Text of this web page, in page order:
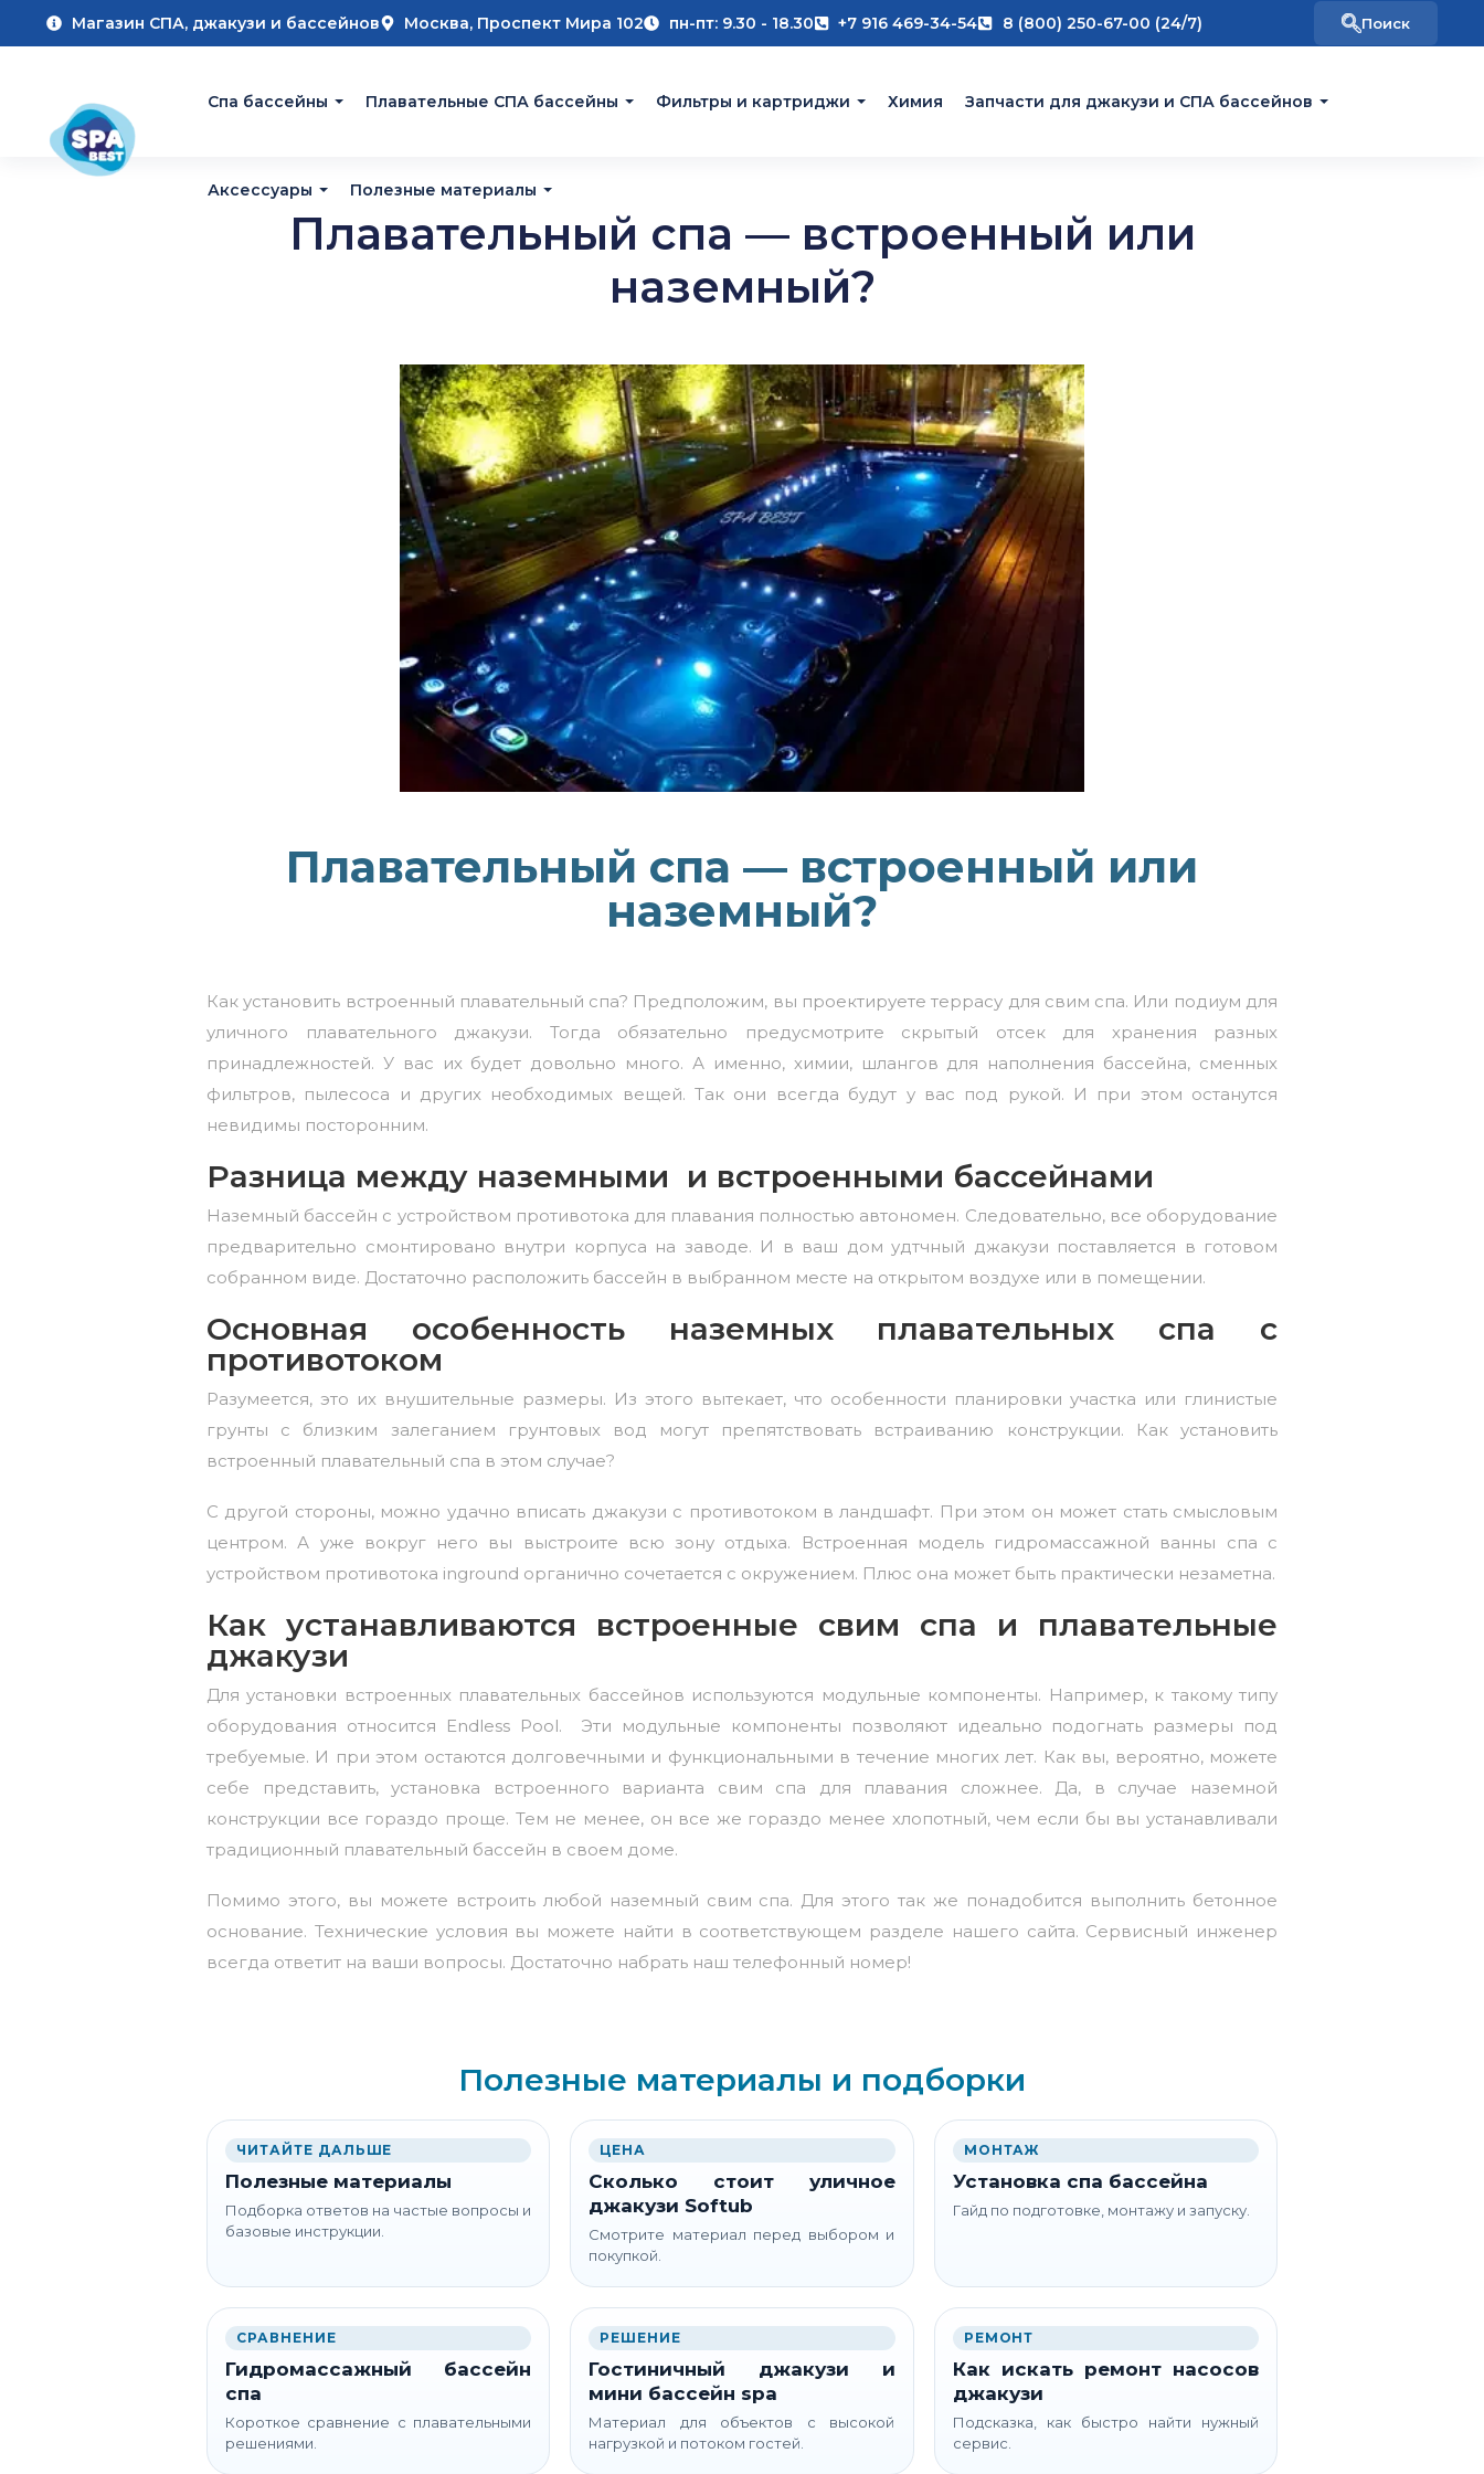
Магазин СПА, джакузи и бассейнов Москва, Проспект Мира 102 пн-пт: 9.30 - 18.30 +7 916 469-34-54 8 (800) 250-67-00 (24/7)
Cпа бассейны Плавательные СПА бассейны Фильтры и картриджи Химия Запчасти для джакузи и СПА бассейнов
Аксессуары Полезные материалы
Плавательный спа — встроенный или
наземный?
Плавательный спа — встроенный или
наземный?
Как установить встроенный плавательный спа? Предположим, вы проектируете террасу для свим спа. Или подиум для
уличного плавательного джакузи. Тогда обязательно предусмотрите скрытый отсек для хранения разных
принадлежностей. У вас их будет довольно много. А именно, химии, шлангов для наполнения бассейна, сменных
фильтров, пылесоса и других необходимых вещей. Так они всегда будут у вас под рукой. И при этом останутся
невидимы посторонним.
Разница между наземными и встроенными бассейнами
Наземный бассейн с устройством противотока для плавания полностью автономен. Следовательно, все оборудование
предварительно смонтировано внутри корпуса на заводе. И в ваш дом удтчный джакузи поставляется в готовом
собранном виде. Достаточно расположить бассейн в выбранном месте на открытом воздухе или в помещении.
Основная особенность наземных плавательных спа с
противотоком
Разумеется, это их внушительные размеры. Из этого вытекает, что особенности планировки участка или глинистые
грунты с близким залеганием грунтовых вод могут препятствовать встраиванию конструкции. Как установить
встроенный плавательный спа в этом случае?
С другой стороны, можно удачно вписать джакузи с противотоком в ландшафт. При этом он может стать смысловым
центром. А уже вокруг него вы выстроите всю зону отдыха. Встроенная модель гидромассажной ванны спа с
устройством противотока inground органично сочетается с окружением. Плюс она может быть практически незаметна.
Как устанавливаются встроенные свим спа и плавательные
джакузи
Для установки встроенных плавательных бассейнов используются модульные компоненты. Например, к такому типу
оборудования относится Endless Pool. Эти модульные компоненты позволяют идеально подогнать размеры под
требуемые. И при этом остаются долговечными и функциональными в течение многих лет. Как вы, вероятно, можете
себе представить, установка встроенного варианта свим спа для плавания сложнее. Да, в случае наземной
конструкции все гораздо проще. Тем не менее, он все же гораздо менее хлопотный, чем если бы вы устанавливали
традиционный плавательный бассейн в своем доме.
Помимо этого, вы можете встроить любой наземный свим спа. Для этого так же понадобится выполнить бетонное
основание. Технические условия вы можете найти в соответствующем разделе нашего сайта. Сервисный инженер
всегда ответит на ваши вопросы. Достаточно набрать наш телефонный номер!
Полезные материалы и подборки
ЧИТАЙТЕ ДАЛЬШЕ
Полезные материалы
Подборка ответов на частые вопросы и
базовые инструкции.
ЦЕНА
Сколько стоит уличное
джакузи Softub
Смотрите материал перед выбором и
покупкой.
МОНТАЖ
Установка спа бассейна
Гайд по подготовке, монтажу и запуску.
СРАВНЕНИЕ
Гидромассажный бассейн
спа
Короткое сравнение с плавательными
решениями.
РЕШЕНИЕ
Гостиничный джакузи и
мини бассейн spa
Материал для объектов с высокой
нагрузкой и потоком гостей.
РЕМОНТ
Как искать ремонт насосов
джакузи
Подсказка, как быстро найти нужный
сервис.